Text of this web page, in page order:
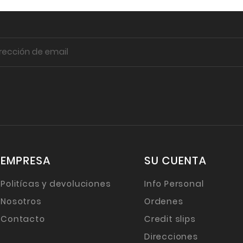
EMPRESA
Politícas y devoluciones
Nosotros
Contacto
SU CUENTA
Info Personal
Ordenes
Credit slips
Direcciones